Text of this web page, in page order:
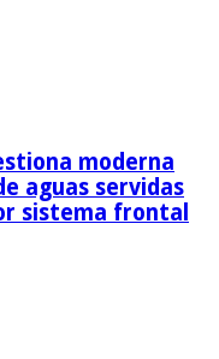
moderna
aguas servidas
sistema frontal